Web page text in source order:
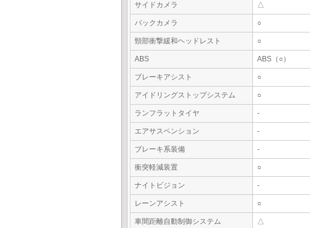
サイドカメラ △
バックカメラ ○
頸部衝撃緩和ヘッドレスト ○
ABS ABS（○）
ブレーキアシスト ○
アイドリングストップシステム ○
ランフラットタイヤ -
エアサスペンション -
ブレーキ系装備 -
衝突軽減装置 ○
ナイトビジョン -
レーンアシスト ○
車間距離自動制御システム △